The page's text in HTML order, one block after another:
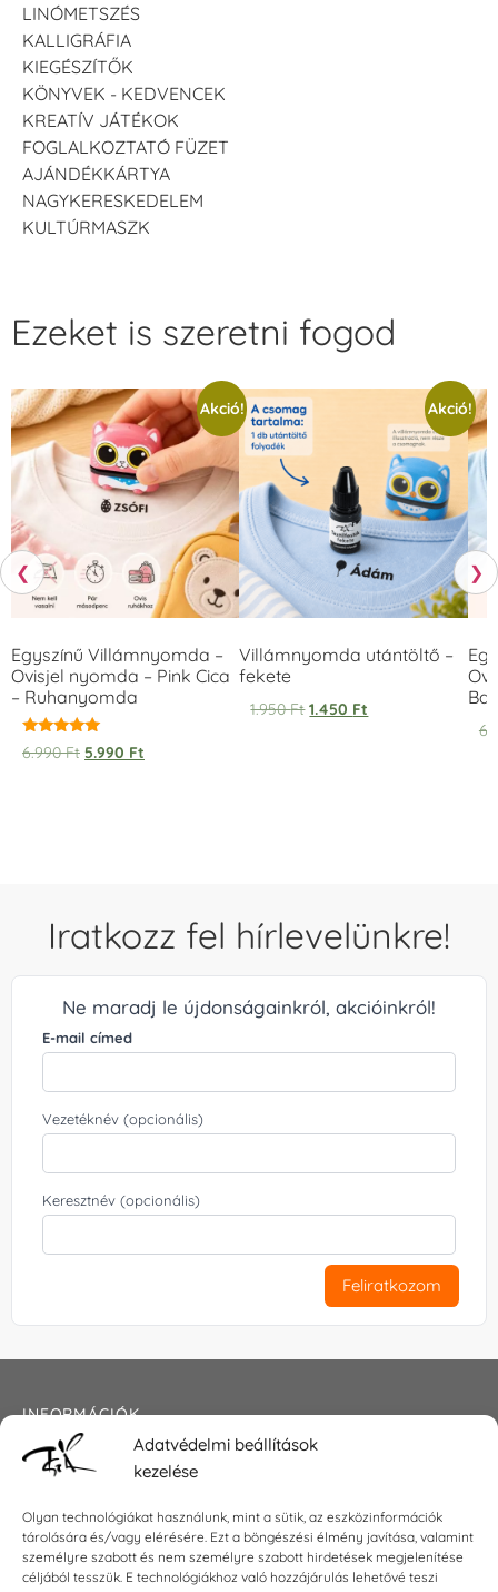
Adatvédelmi beállítások
kezelése
Olyan technológiákat használunk, mint a sütik, az eszközinformációk
tárolására és/vagy elérésére. Ezt a böngészési élmény javítása, valamint
személyre szabott és nem személyre szabott hirdetések megjelenítése
céljából tesszük. E technológiákhoz való hozzájárulás lehetővé teszi
LINÓMETSZÉS
KALLIGRÁFIA
KIEGÉSZÍTŐK
KÖNYVEK - KEDVENCEK
KREATÍV JÁTÉKOK
FOGLALKOZTATÓ FÜZET
AJÁNDÉKKÁRTYA
NAGYKERESKEDELEM
KULTÚRMASZK
❮
Ezeket is szeretni fogod
Akció!
Egyszínű Villámnyomda –
Ovisjel nyomda – Pink Cica
– Ruhanyomda
Értékelés:
5.00
6.990Ft 5.990 Ft
Akció!
Villámnyomda utántöltő –
fekete
1.950Ft 1.450 Ft
❯
Iratkozz fel hírlevelünkre!
Ne maradj le újdonságainkról, akcióinkról!
E-mail címed
Vezetéknév (opcionális)
Keresztnév (opcionális)
Feliratkozom
INFORMÁCIÓK
Általános szerződési feltételek
Impresszum